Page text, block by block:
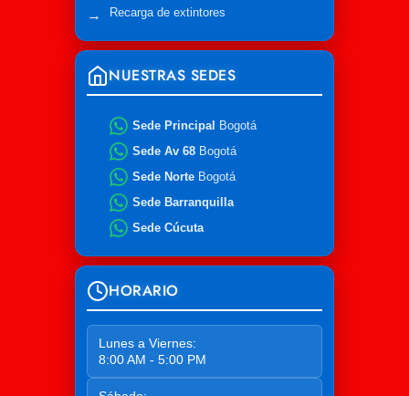
Recarga de extintores
NUESTRAS SEDES
Sede Principal Bogotá
Sede Av 68 Bogotá
Sede Norte Bogotá
Sede Barranquilla
Sede Cúcuta
HORARIO
Lunes a Viernes:
8:00 AM - 5:00 PM